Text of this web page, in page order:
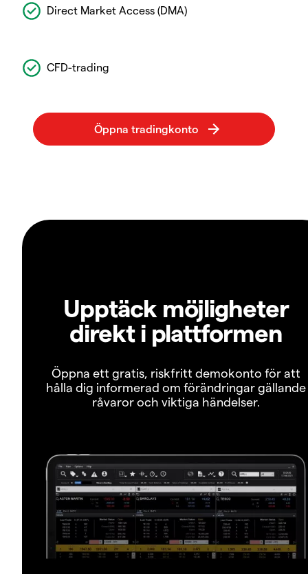
Direct Market Access (DMA)
CFD-trading
Upptäck möjligheter
direkt i plattformen
Öppna ett gratis, riskfritt demokonto för att
hålla dig informerad om förändringar gällande
råvaror och viktiga händelser.